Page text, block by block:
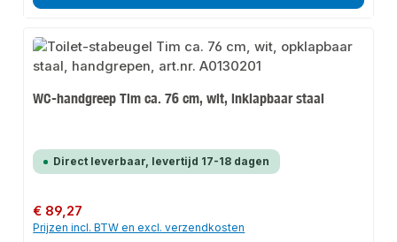
WC-handgreep Tim ca. 76 cm, wit, inklapbaar staal
Direct leverbaar, levertijd 17-18 dagen
Normale prijs:
€ 89,27
Prijzen incl. BTW en excl. verzendkosten